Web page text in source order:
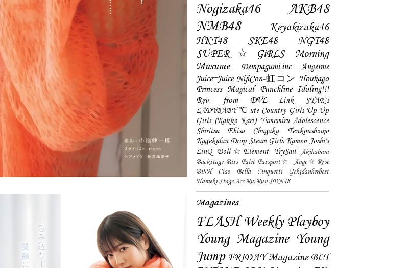
Nogizaka46
AKB48
NMB48
Keyakizaka46
HKT48
SKE48
NGT48
SUPER☆GiRLS
Morning
Musume
Dempagumi.inc
Angerme
Juice=Juice NijiCon-虹コン Houkago
Princess Magical Punchline Idoling!!!
Rev. from DVL
Link STAR`s
LADYBABY ℃-ute Country Girls Up Up
Girls (Kakko Kari) Yumemiru Adolescence
Shiritsu Ebisu Chugaku
Tenkoushoujo
Kagekidan Drop Steam Girls Kamen Joshi's
LinQ Doll☆Element TrySail
Akihabara
Backstage Pass Palet Passport☆
Ange☆Reve
BiSH
Ciao Bella Cinquetti
Gekidanherbest
Haraeki Stage Ace Ru:Run SDN48
Magazines
FLASH Weekly Playboy
Young Magazine Young
Jump FRIDAY Magazine BLT